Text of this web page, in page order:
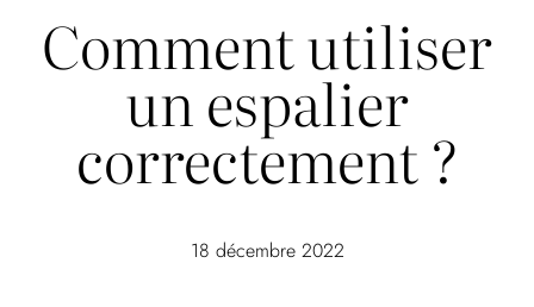
Comment utiliser
un espalier
correctement ?
18 décembre 2022